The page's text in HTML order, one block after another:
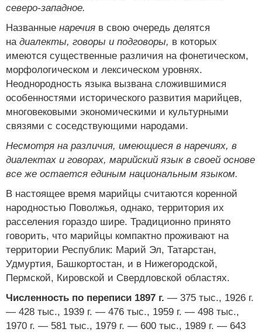
северо-западное.
Названные наречия в свою очередь делятся
на диалекты, говоры и подговоры, в которых
имеются существенные различия на фонетическом,
морфологическом и лексическом уровнях.
Неоднородность языка вызвана сложившимися
особенностями исторического развития марийцев,
многовековыми экономическими и культурными
связями с соседствующими народами.
Несмотря на различия, имеющиеся в наречиях, в
диалектах и говорах, марийский язык в своей основе
все же остается единым национальным языком.
В настоящее время марийцы считаются коренной
народностью Поволжья, однако, территория их
расселения гораздо шире. Традиционно принято
говорить, что марийцы компактно проживают на
территории Республик: Марий Эл, Татарстан,
Удмуртия, Башкортостан, и в Нижегородской,
Пермской, Кировской и Свердловской областях.
Численность по переписи 1897 г. — 375 тыс., 1926 г.
— 428 тыс., 1939 г. — 476 тыс., 1959 г. — 498 тыс.,
1970 г. — 581 тыс., 1979 г. — 600 тыс., 1989 г. — 643